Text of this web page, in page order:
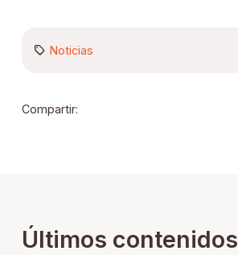
Noticias
Compartir:
Últimos contenidos